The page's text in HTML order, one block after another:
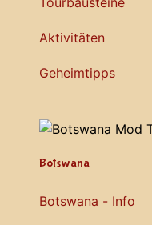
Aktivitäten
Geheimtipps
Botswana
Botswana - Info